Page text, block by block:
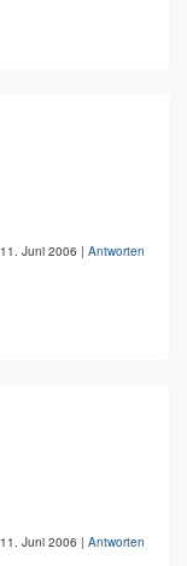
11. Juni 2006 | Antworten
11. Juni 2006 | Antworten